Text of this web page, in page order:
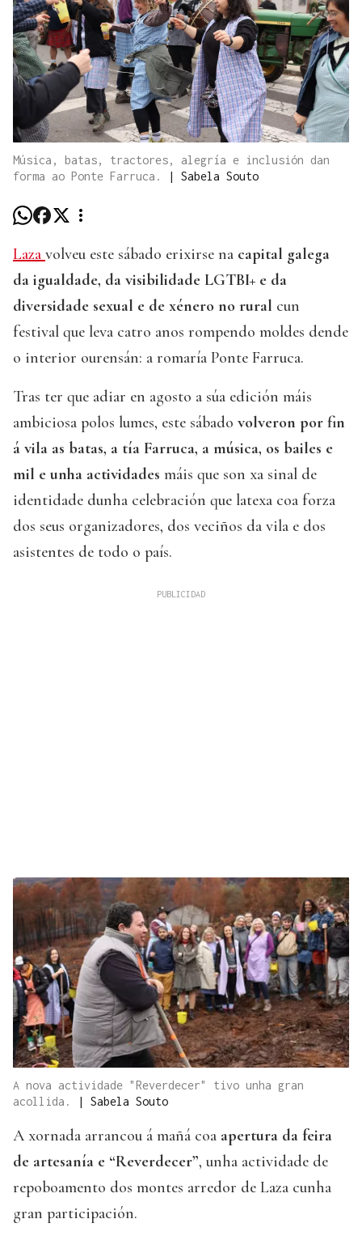
Música, batas, tractores, alegría e inclusión dan
forma ao Ponte Farruca.
| Sabela Souto
Laza volveu este sábado erixirse na capital galega
da igualdade, da visibilidade LGTBI+ e da
diversidade sexual e de xénero no rural cun
festival que leva catro anos rompendo moldes dende
o interior ourensán: a romaría Ponte Farruca.
Tras ter que adiar en agosto a súa edición máis
ambiciosa polos lumes, este sábado volveron por fin
á vila as batas, a tía Farruca, a música, os bailes e
mil e unha actividades máis que son xa sinal de
identidade dunha celebración que latexa coa forza
dos seus organizadores, dos veciños da vila e dos
asistentes de todo o país.
A nova actividade "Reverdecer" tivo unha gran
acollida.
| Sabela Souto
A xornada arrancou á mañá coa apertura da feira
de artesanía e “Reverdecer”, unha actividade de
repoboamento dos montes arredor de Laza cunha
gran participación.